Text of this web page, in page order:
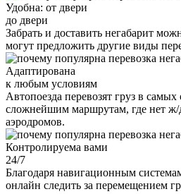
Удобна: от двери
до двери
Забрать и доставить негабарит
могут предложить другие виды
Адаптирована
к любым условиям
Автопоезда перевозят груз в
сложнейшим маршрутам, где нет ж/
аэродромов.
Контролируема вами
24/7
Благодаря навигационным
онлайн следить за перемещением